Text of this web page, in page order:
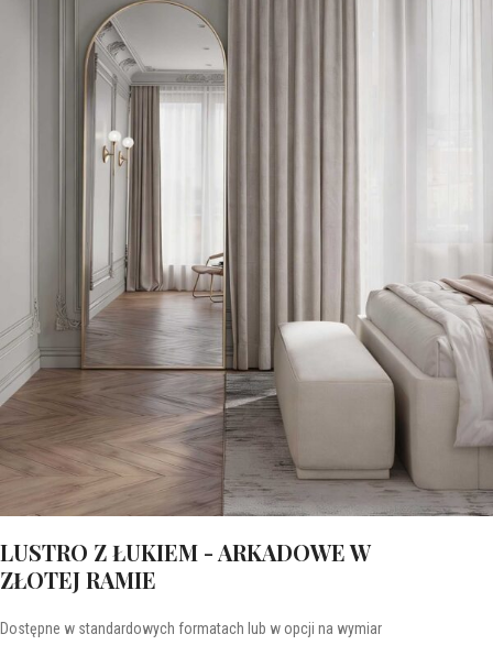
LUSTRO Z ŁUKIEM - ARKADOWE W
ZŁOTEJ RAMIE
Dostępne w standardowych formatach lub w opcji na wymiar